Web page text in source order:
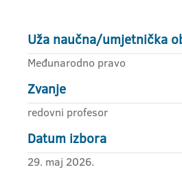
Uža naučna/umjetnička
Međunarodno pravo
Zvanje
redovni profesor
Datum izbora
29. maj 2026.